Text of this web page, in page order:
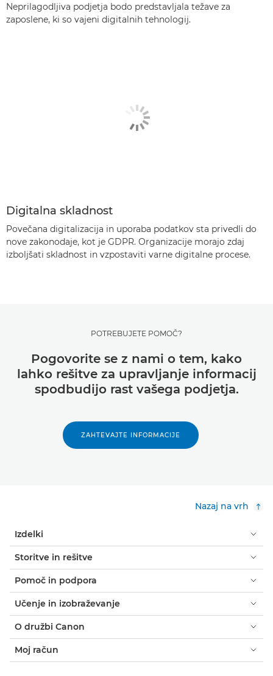
Neprilagodljiva podjetja bodo predstavljala težave za
zaposlene, ki so vajeni digitalnih tehnologij.
Digitalna skladnost
Povečana digitalizacija in uporaba podatkov sta privedli do
nove zakonodaje, kot je GDPR. Organizacije morajo zdaj
izboljšati skladnost in vzpostaviti varne digitalne procese.
POTREBUJETE POMOČ?
Pogovorite se z nami o tem, kako
lahko rešitve za upravljanje informacij
spodbudijo rast vašega podjetja.
ZAHTEVAJTE INFORMACIJE
Nazaj na vrh
Izdelki
Storitve in rešitve
Pomoč in podpora
Učenje in izobraževanje
O družbi Canon
Moj račun